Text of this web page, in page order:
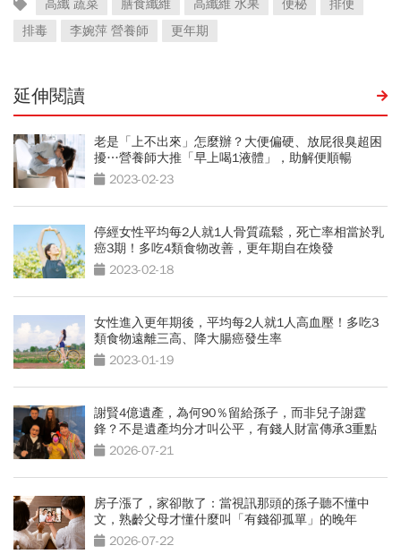
高纖 蔬菜 膳食纖維 高纖維 水果 便秘
排便
排毒
李婉萍 營養師 更年期
延伸閱讀
老是「上不出來」怎麼辦？大便偏硬、放屁很臭超困
擾…營養師大推「早上喝1液體」，助解便順暢
2023-02-23
停經女性平均每2人就1人骨質疏鬆，死亡率相當於乳
癌3期！多吃4類食物改善，更年期自在煥發
2023-02-18
女性進入更年期後，平均每2人就1人高血壓！多吃3
類食物遠離三高、降大腸癌發生率
2023-01-19
謝賢4億遺產，為何90％留給孫子，而非兒子謝霆
鋒？不是遺產均分才叫公平，有錢人財富傳承3重點
2026-07-21
房子漲了，家卻散了：當視訊那頭的孫子聽不懂中
文，熟齡父母才懂什麼叫「有錢卻孤單」的晚年
2026-07-22